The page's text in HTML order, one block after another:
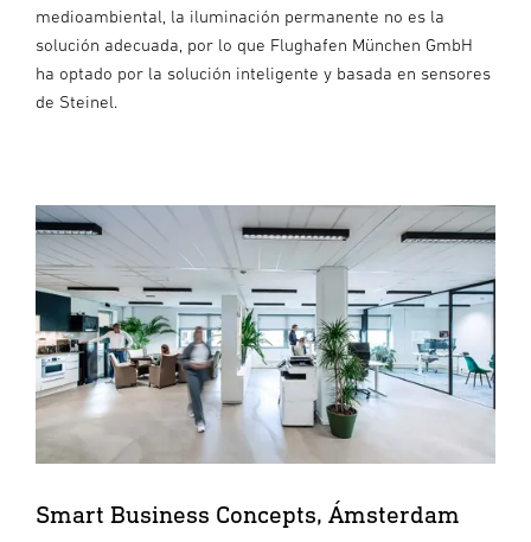
medioambiental, la iluminación permanente no es la
solución adecuada, por lo que Flughafen München GmbH
ha optado por la solución inteligente y basada en sensores
de Steinel.
Smart Business Concepts, Ámsterdam